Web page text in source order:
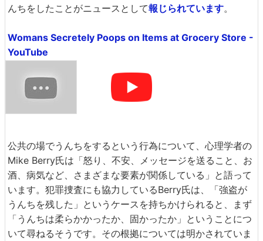
んちをしたことがニュースとして報じられています。
Womans Secretely Poops on Items at Grocery Store -
YouTube
公共の場でうんちをするという行為について、心理学者の
Mike Berry氏は「怒り、不安、メッセージを送ること、お
酒、病気など、さまざまな要素が関係している」と語って
います。犯罪捜査にも協力しているBerry氏は、「強盗が
うんちを残した」というケースを持ちかけられると、まず
「うんちは柔らかかったか、固かったか」ということにつ
いて尋ねるそうです。その根拠については明かされていま